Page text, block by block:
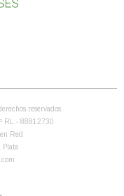
reservados
RL - 88812730
Red
Plata